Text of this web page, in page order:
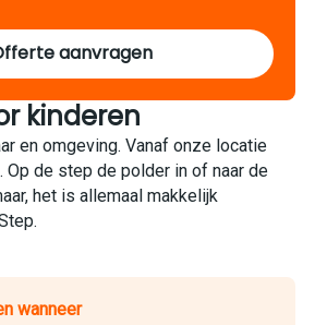
aanvragen
kinderen
en omgeving. Vanaf onze locatie
Op de step de polder in of naar de
het is allemaal makkelijk
wanneer